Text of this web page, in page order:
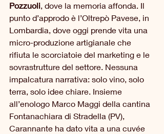
Pozzuoli, dove la memoria affonda. Il
punto d’approdo è l’Oltrepò Pavese, in
Lombardia, dove oggi prende vita una
micro-produzione artigianale che
rifiuta le scorciatoie del marketing e le
sovrastrutture del settore. Nessuna
impalcatura narrativa: solo vino, solo
terra, solo idee chiare. Insieme
all’enologo Marco Maggi della cantina
Fontanachiara di Stradella (PV),
Carannante ha dato vita a una cuvée